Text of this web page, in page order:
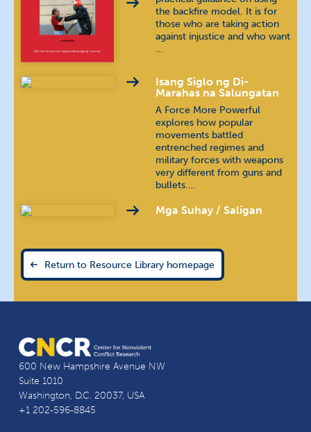
Kannada
മലയാളം
Portuguese (Brazilian)
Portuguese (Continental)
Russian русский язык
Swahili Kiswahili
the backfire model. It is for
those who are taking action
against injustice and who want
…
Isang Siglo ng Di-
Marahas na Salungatan
A Force More Powerful
explores how popular
movements battled
entrenched regimes and
military forces with weapons
very different from guns and
bullets.…
Mga Suhay / Saligan
Return to Resource Library homepage
600 New Hampshire Avenue NW
Suite 1010
Washington, D.C. 20037, USA
+1 202-596-8845